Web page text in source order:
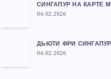
СИНГАПУР НА КАРТЕ
06.02.2026
ДЬЮТИ ФРИ
06.02.2026